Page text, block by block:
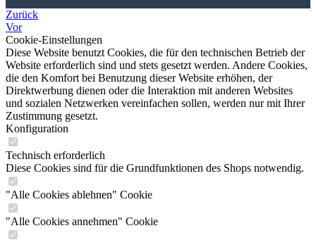
Zurück
Vor
Cookie-Einstellungen
Diese Website benutzt Cookies, die für den technischen Betrieb der
Website erforderlich sind und stets gesetzt werden. Andere Cookies,
die den Komfort bei Benutzung dieser Website erhöhen, der
Direktwerbung dienen oder die Interaktion mit anderen Websites
und sozialen Netzwerken vereinfachen sollen, werden nur mit Ihrer
Zustimmung gesetzt.
Konfiguration
Technisch erforderlich
Diese Cookies sind für die Grundfunktionen des Shops notwendig.
"Alle Cookies ablehnen" Cookie
"Alle Cookies annehmen" Cookie